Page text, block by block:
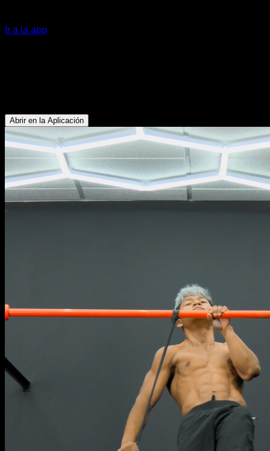
Ir a la app
Abrir en la Aplicación